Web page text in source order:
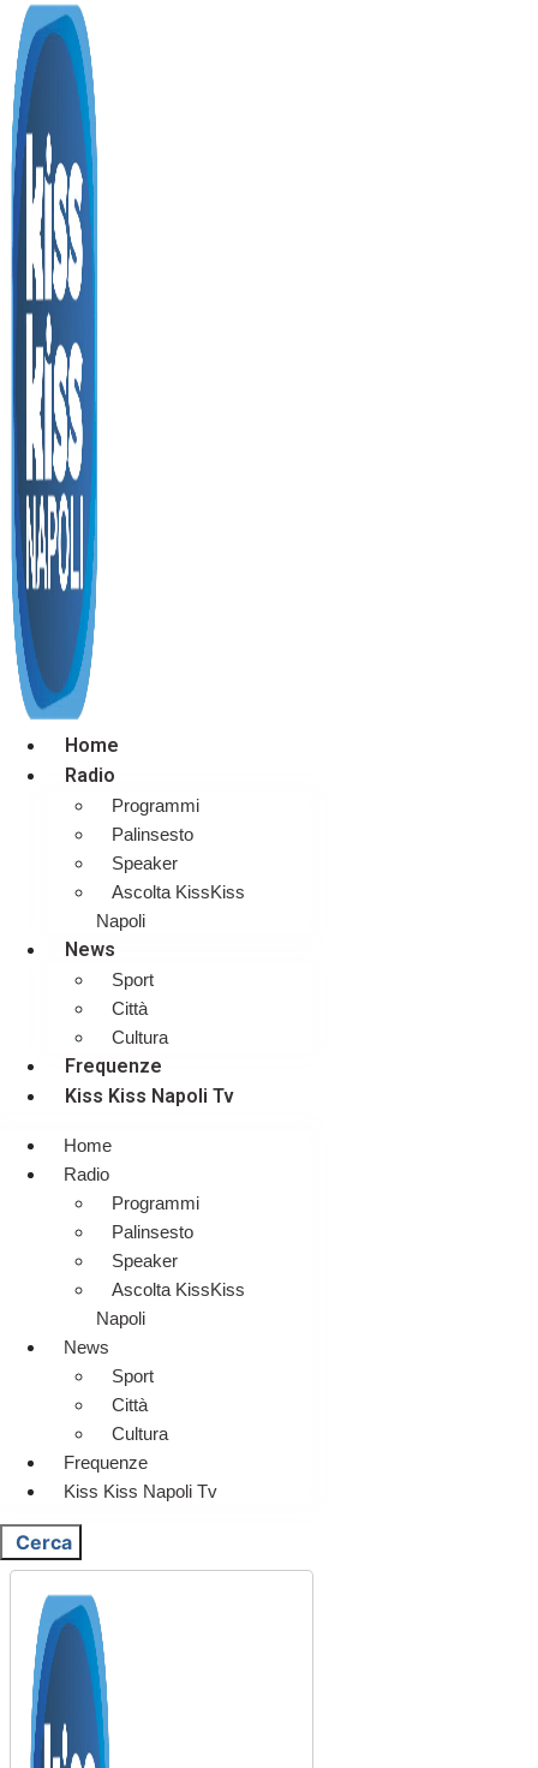
Home
Radio
Programmi
Palinsesto
Speaker
Ascolta KissKiss
Napoli
News
Sport
Città
Cultura
Frequenze
Kiss Kiss Napoli Tv
Home
Radio
Programmi
Palinsesto
Speaker
Ascolta KissKiss
Napoli
News
Sport
Città
Cultura
Frequenze
Kiss Kiss Napoli Tv
Cerca